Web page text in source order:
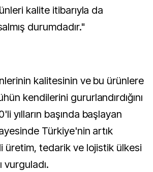
kalite itibarıyla da
durumdadır."
kalitesinin ve bu ürünlere
kendilerini gururlandırdığını
yılların başında başlayan
Türkiye'nin artık
üretim, tedarik ve lojistik ülkesi
vurguladı.